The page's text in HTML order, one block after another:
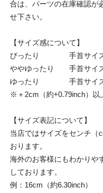
合は、パーツの在庫確認が
せ下さい。
【サイズ感について】
ぴったり 手首サイズ
ややゆったり 手首サイズ
ゆったり 手首サイズ＋
※＋2cm（約+0.79inch）以
【サイズ表記について】
当店ではサイズをセンチ（
おります。
海外のお客様にもわかりや
しております。
例：16cm（約6.30inch）